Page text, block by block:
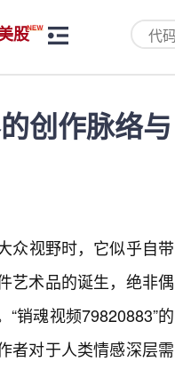
股
创作脉络与
众视野时，它似乎自带
艺术品的诞生，绝非偶
销魂视频79820883”的
者对于人类情感深层需